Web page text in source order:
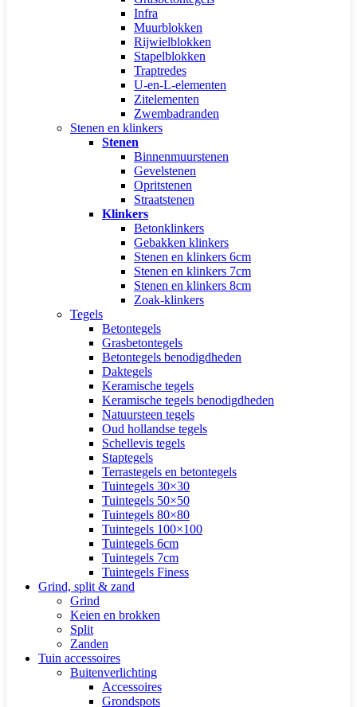
Infra
Muurblokken
Rijwielblokken
Stapelblokken
Traptredes
U-en-L-elementen
Zitelementen
Zwembadranden
Stenen en klinkers
Stenen
Binnenmuurstenen
Gevelstenen
Opritstenen
Straatstenen
Klinkers
Betonklinkers
Gebakken klinkers
Stenen en klinkers 6cm
Stenen en klinkers 7cm
Stenen en klinkers 8cm
Zoak-klinkers
Tegels
Betontegels
Grasbetontegels
Betontegels benodigdheden
Daktegels
Keramische tegels
Keramische tegels benodigdheden
Natuursteen tegels
Oud hollandse tegels
Schellevis tegels
Staptegels
Terrastegels en betontegels
Tuintegels 30×30
Tuintegels 50×50
Tuintegels 80×80
Tuintegels 100×100
Tuintegels 6cm
Tuintegels 7cm
Tuintegels Finess
Grind, split & zand
Grind
Keien en brokken
Split
Zanden
Tuin accessoires
Buitenverlichting
Accessoires
Grondspots